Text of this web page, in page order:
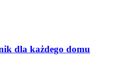
dla każdego domu